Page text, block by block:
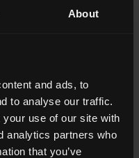
About
and ads, to
to analyse our traffic.
use of our site with
analytics partners who
that you’ve
sprawy, na kwotę
naszą klientkę, że
klientka
powodu niezdolności
na wypłacenie